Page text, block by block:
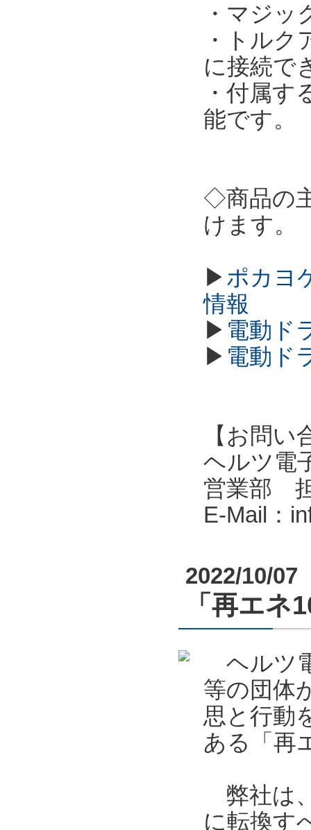
・マジ
・トルク
に接続で
・付属
能です。
◇商品の
けます。
▶ポカヨ
情報
▶ 電動ド
▶ 電動ド
【お問い
ヘルツ電
営業部
E-Mail：
2022/10/07
「再エ
ヘルツ
等の団体
思と行動
ある「再
弊社は
に転換す